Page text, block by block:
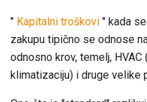
" Kapitalni troškovi " kada
zakupu tipično se odnose
odnosno krov, temelj, HVAC
klimatizaciju) i druge velike